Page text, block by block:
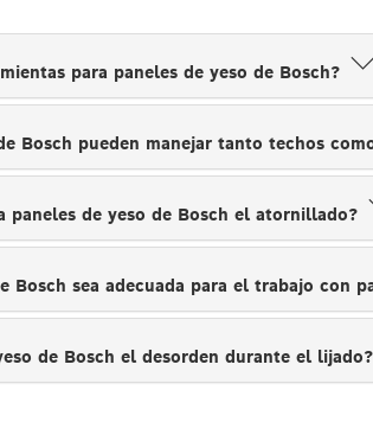
para paneles de yeso de Bosch?
Bosch pueden manejar tanto techos
de yeso de Bosch el atornillado?
Bosch sea adecuada para el trabajo con
de Bosch el desorden durante el lijado?